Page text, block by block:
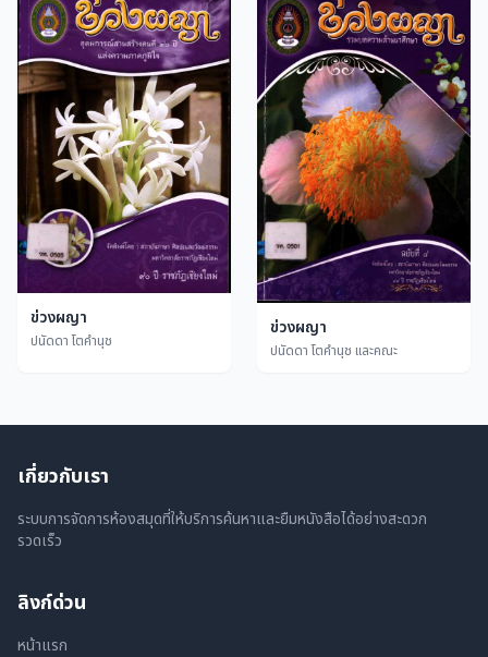
ข่วงผญา
ปนัดดา โตคำนุช
ข่วงผญา
ปนัดดา โตคำนุช และคณะ
เกี่ยวกับเรา
ระบบการจัดการห้องสมุดที่ให้บริการค้นหาและยืมหนังสือได้อย่างสะดวก
รวดเร็ว
ลิงก์ด่วน
หน้าแรก